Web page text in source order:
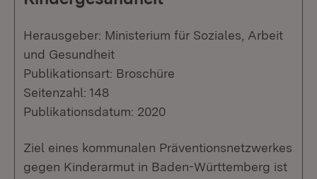
Herausgeber: Ministerium für Soziales, Arbeit
und Gesundheit
Publikationsart: Broschüre
Seitenzahl: 148
Publikationsdatum: 2020
Ziel eines kommunalen Präventionsnetzwerkes
gegen Kinderarmut in Baden-Württemberg ist